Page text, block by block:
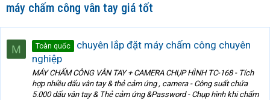
máy chấm công vân tay giá tốt
M Toàn quốc
chuyên lắp đặt máy chấm công chuyên
nghiệp
MÁY CHẤM CÔNG VÂN TAY + CAMERA CHỤP HÌNH TC-168 - Tích
hợp nhiều dấu vân tay & thẻ cảm ứng , camera - Công suất chứa
5.000 dấu vân tay & Thẻ cảm ứng &Password - Chụp hình khi chấm